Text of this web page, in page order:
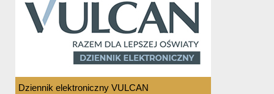
Dziennik elektroniczny VULCAN